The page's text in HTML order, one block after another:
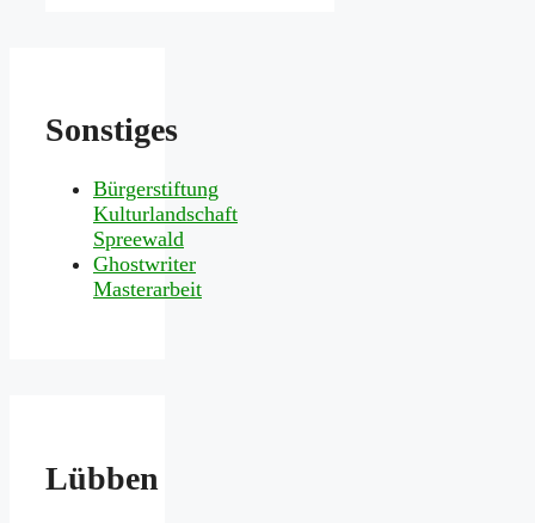
Sonstiges
Bürgerstiftung
Kulturlandschaft
Spreewald
Ghostwriter
Masterarbeit
Lübben